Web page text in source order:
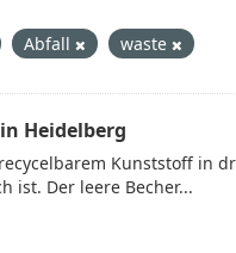
Abfall waste
Heidelberg
Kunststoff in
ist. Der leere Becher...